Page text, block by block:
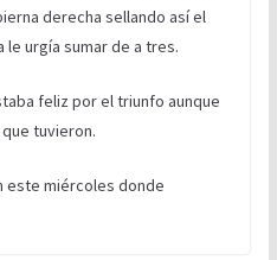
derecha sellando así el
urgía sumar de a tres.
feliz por el triunfo aunque
tuvieron.
este miércoles donde